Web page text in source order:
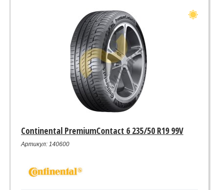
Continental PremiumContact 6 235/50 R19 99V
Артикул: 140600